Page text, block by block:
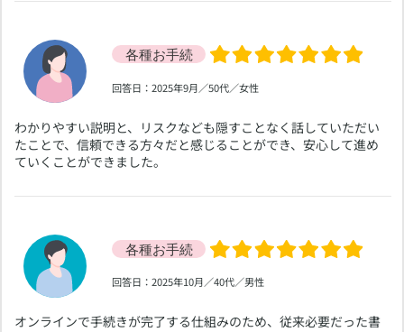
​回答日：2025年9月／50代／女性
​わかりやすい説明と、リスクなども隠すことなく話していただい
たことで、信頼できる方々だと感じることができ、安心して進め
ていくことができました。
​回答日：2025年10月／40代／男性
​オンラインで手続きが完了する仕組みのため、従来必要だった書